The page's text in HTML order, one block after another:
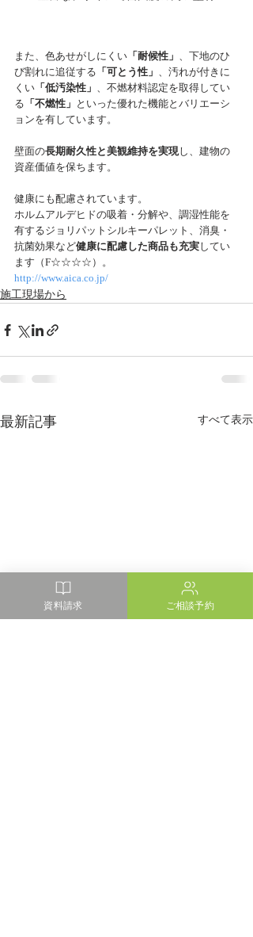
また、色あせがしにくい 「耐候性」 、下地のひ
び割れに追従する 「可とう性」 、汚れが付きに
くい 「低汚染性」 、不燃材料認定を取得してい
る 「不燃性」 といった優れた機能とバリエーシ
ョンを有しています。
壁面の長期耐久性と美観維持を実現し、建物の
資産価値を保ちます。
健康にも配慮されています。
ホルムアルデヒドの吸着・分解や、調湿性能を
有するジョリパットシルキーパレット、消臭・
抗菌効果など健康に配慮した商品も充実してい
ます（F☆☆☆☆）。
http://www.aica.co.jp/
施工現場から
最新記事 すべて表示
資料請求 ご相談予約